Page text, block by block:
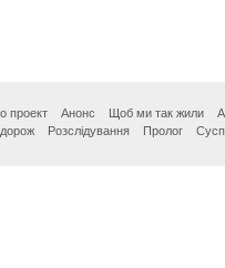
проект Анонс Щоб ми так жили
Розслідування Пролог